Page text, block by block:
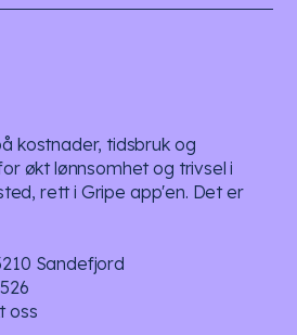
kostnader, tidsbruk og
økt lønnsomhet og trivsel i
rett i Gripe app'en. Det er
Sandefjord
oss